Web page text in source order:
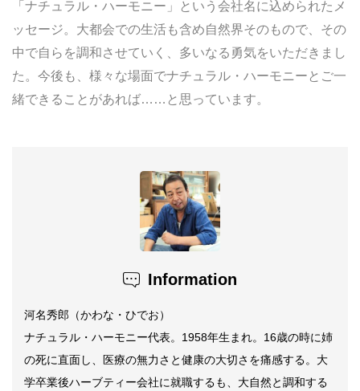
「ナチュラル・ハーモニー」という会社名に込められたメ
ッセージ。大都会での生活も含め自然界そのもので、その
中で自らを調和させていく、多いなる勇気をいただきまし
た。今後も、様々な場面でナチュラル・ハーモニーとご一
緒できることがあれば……と思っています。
Information
河名秀郎（かわな・ひでお）
ナチュラル・ハーモニー代表。1958年生まれ。16歳の時に姉
の死に直面し、医療の無力さと健康の大切さを痛感する。大
学卒業後ハーブティー会社に就職するも、大自然と調和する